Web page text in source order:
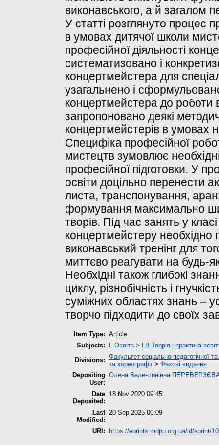
виконавського, а й загалом
У статті розглянуто процес
в умовах дитячої школи
професійної діяльності
систематизовано і
концертмейстера для
узагальнено і
концертмейстера до
запропоновано деякі
концертмейстерів в умовах
Специфіка професійної
мистецтв зумовлює
професійної підготовки. У
освіти доцільно перенести
листа, транспонування,
формування максимально
творів. Під час занять у
концертмейстеру необхідно
виконавський тренінг для
миттєво реагувати на будь-
Необхідні також глибокі
циклу, різнобічність і
суміжних областях знань –
творчо підходити до своїх
Item Type: Article
Subjects:
L Освіта> LB Теорія і практика
Divisions: Факультет соціально-педагогічної
та хореографії > Фахові видання
Depositing
User:
Олена Валентинівна
Date
Deposited:
18 Nov 2020 09:45
Last
Modified:
20 Sep 2025 00:09
URI: https://eprints.mdpu.org.ua/id/eprint/